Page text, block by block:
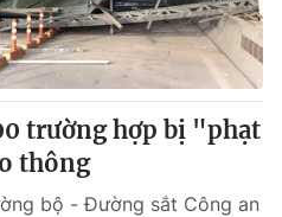
trường hợp bị "phạt
thông
bộ - Đường sắt Công an